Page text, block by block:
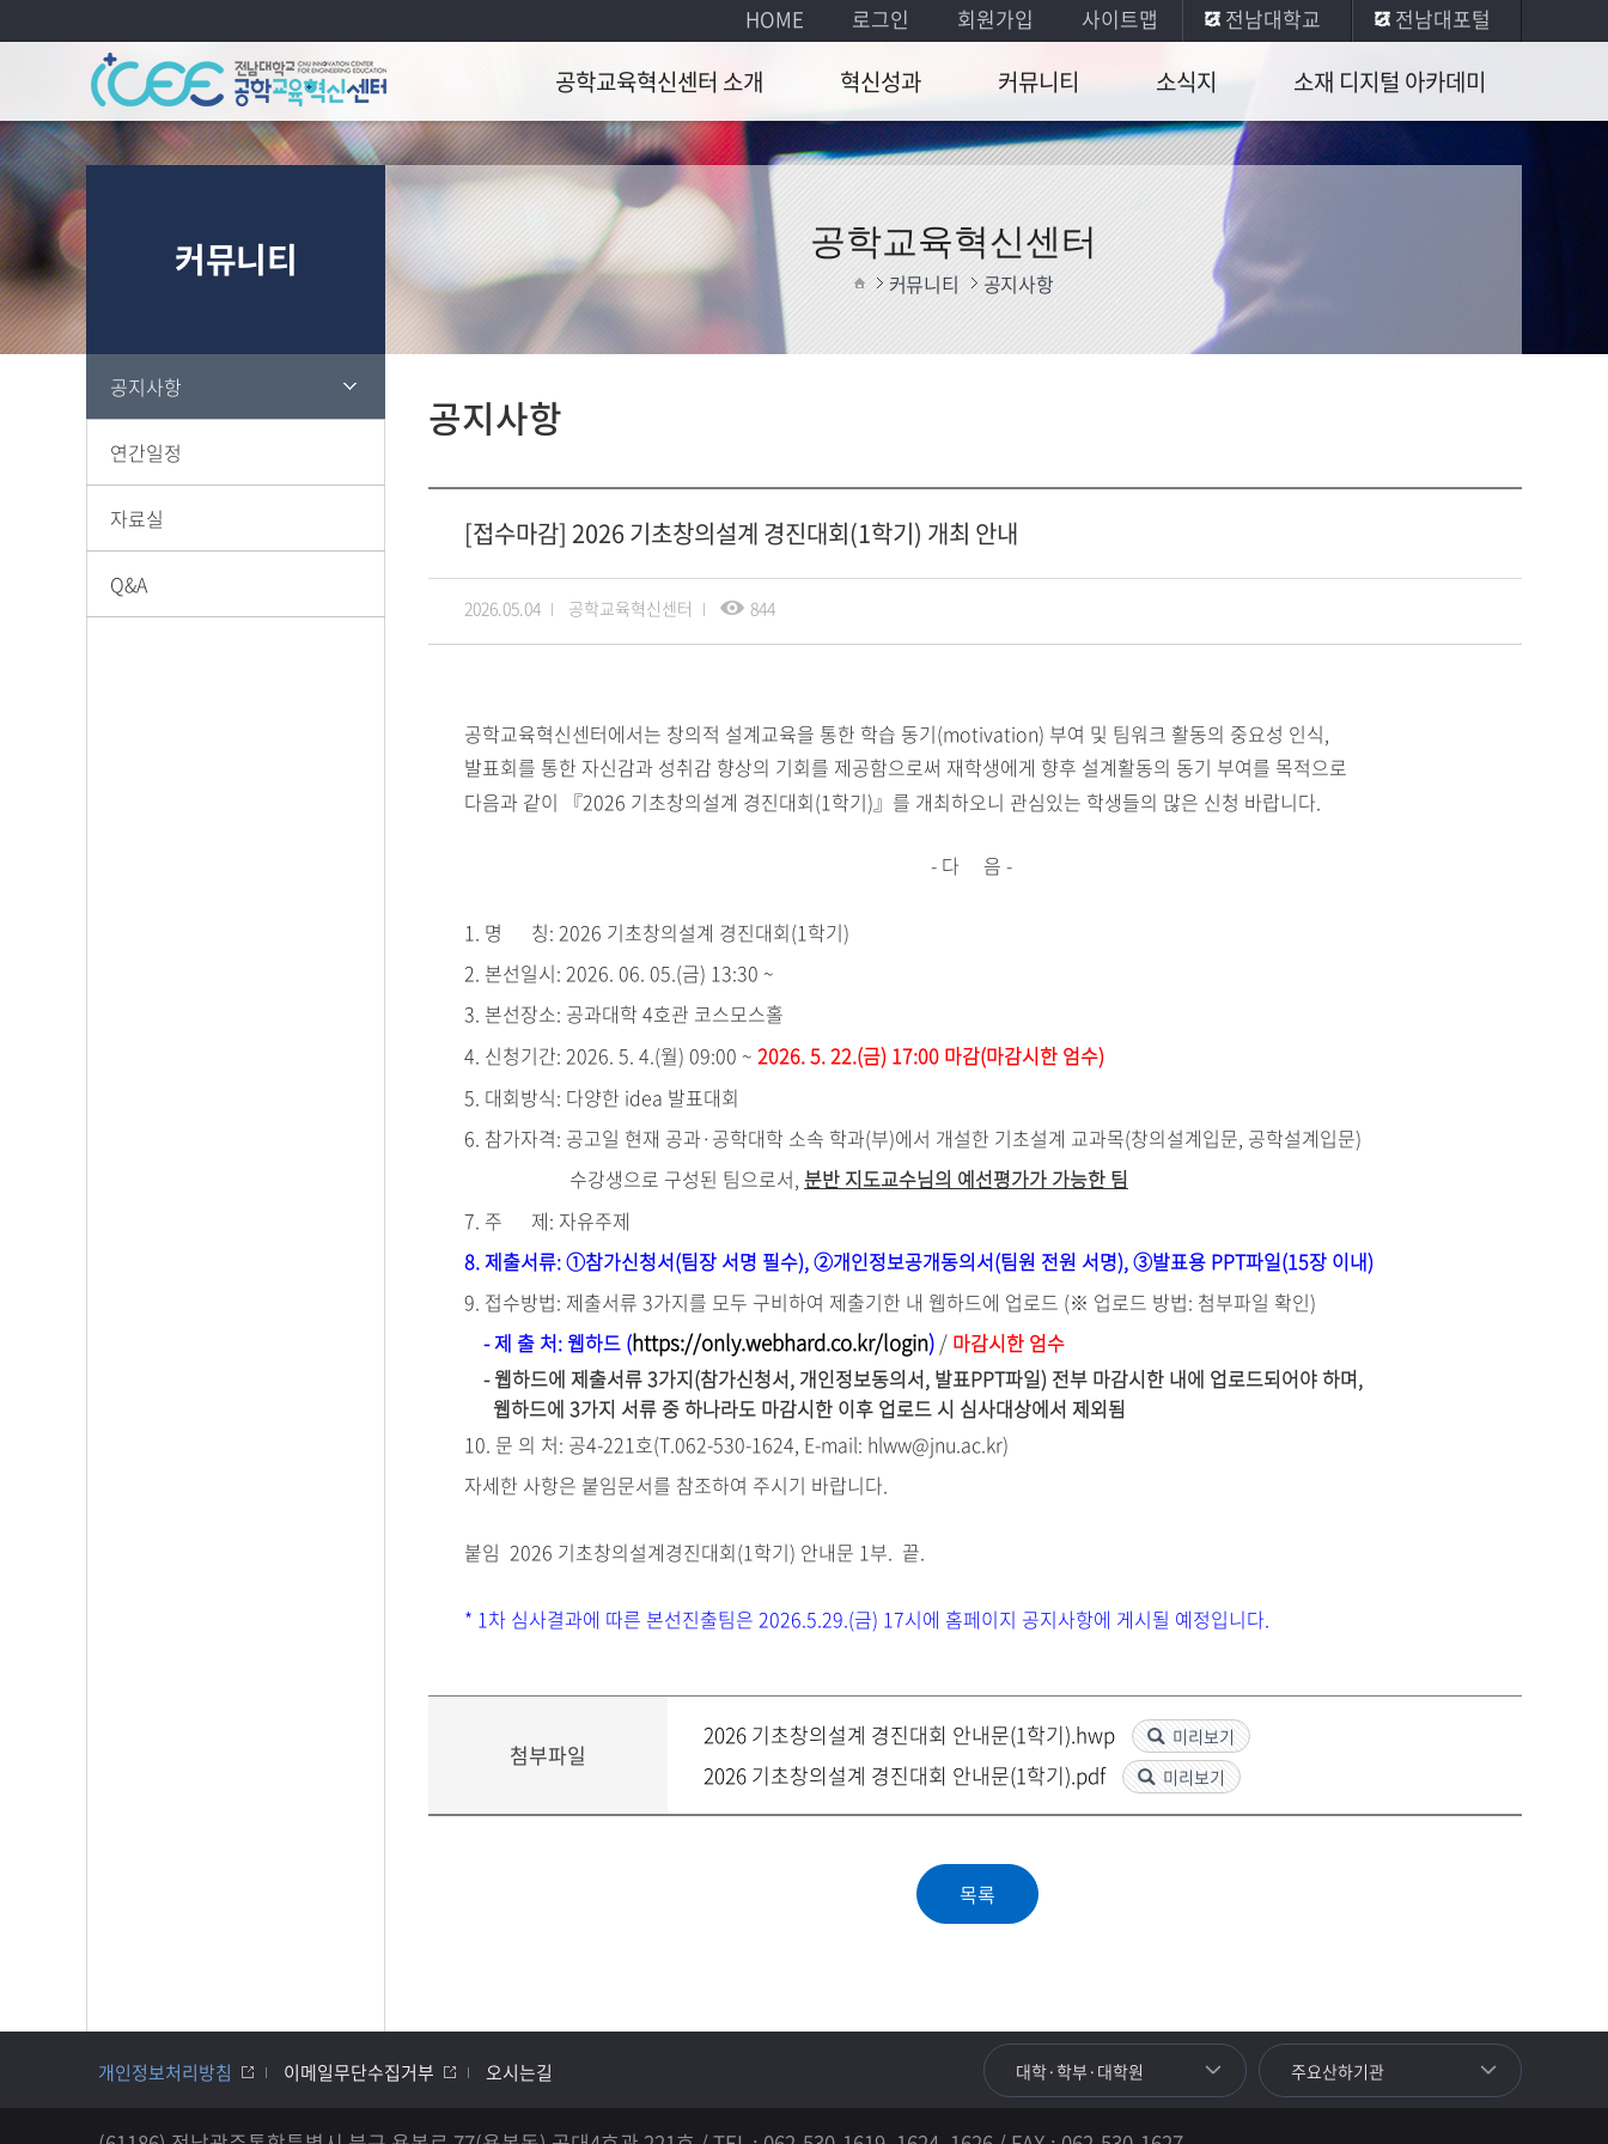
HOME 로그인 회원가입 사이트맵 전남대학교 전남대포털
공학교육혁신센터 소개
연혁 및 설립목적
당해연도 주요사업
조직 및 업무
찾아오시는 길
혁신성과
공학교육방법개선
확산활동
커뮤니티
공지사항
자료실
소식지
포토갤러리
공학수기집
소재 디지털 아카데미
소재 디지털 아카데미
공학교육혁신센터
커뮤니티 공지사항
커뮤니티
공지사항
연간일정
자료실
Q&A
공지사항
[접수마감] 2026 기초창의설계 경진대회(1학기) 개최 안내
2026.05.04 공학교육혁신센터 844
공학교육혁신센터에서는 창의적 설계교육을 통한 학습 동기(motivation) 부여 및 팀워크 활동의 중요성 인식,
발표회를 통한 자신감과 성취감 향상의 기회를 제공함으로써 재학생에게 향후 설계활동의 동기 부여를 목적으로
다음과 같이
『2026 기초창의설계 경진대회(1학기)』를 개최하오니 관심있는 학생들의 많은 신청 바랍니다.
- 다 음 -
1. 명 칭: 2026 기초창의설계 경진대회(1학기)
2. 본선일시: 2026. 06. 05.(금) 13:30 ~
3. 본선장소: 공과대학 4호관 코스모스홀
4. 신청기간: 2026. 5. 4.(월) 09:00 ~ 2026. 5. 22.(금) 17:00 마감(마감시한 엄수)
5. 대회방식: 다양한 idea 발표대회
6. 참가자격: 공고일 현재 공과· 공학대학 소속 학과(부)에서 개설한 기초설계 교과목(창의설계입문, 공학설계입문)
수강생으로 구성된 팀으로서, 분반 지도교수님의 예선평가가 가능한 팀
7. 주 제: 자유주제
8. 제출서류: ①참가신청서(팀장 서명 필수), ②개인정보공개동의서(팀원 전원 서명), ③발표용 PPT파일(15장 이내)
9. 접수방법: 제출서류 3가지를 모두 구비하여 제출기한 내 웹하드에 업로드 (※ 업로드 방법: 첨부파일 확인)
- 제 출 처: 웹하드 (https://only.webhard.co.kr/login) / 마감시한 엄수
- 웹하드에 제출서류 3가지(참가신청서, 개인정보동의서, 발표PPT파일) 전부 마감시한 내에 업로드되어야 하며,
웹하드에 3가지 서류 중 하나라도 마감시한 이후 업로드 시 심사대상에서 제외됨
10. 문 의 처: 공4-221호(T.062-530-1624, E-mail: hlww@jnu.ac.kr)
자세한 사항은 붙임문서를 참조하여 주시기 바랍니다.
붙임 2026 기초창의설계경진대회(1학기) 안내문 1부. 끝.
* 1차 심사결과에 따른 본선진출팀은 2026.5.29.(금) 17시에 홈페이지 공지사항에 게시될 예정입니다.
첨부파일
2026 기초창의설계 경진대회 안내문(1학기).hwp 미리보기
2026 기초창의설계 경진대회 안내문(1학기).pdf 미리보기
개인정보처리방침 이메일무단수집거부 오시는길 대학·학부·대학원 주요산하기관